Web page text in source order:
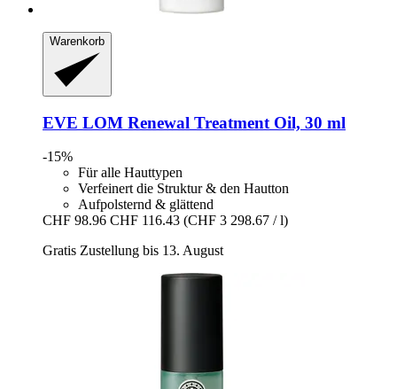
Warenkorb
EVE LOM Renewal Treatment Oil, 30 ml
-15%
Für alle Hauttypen
Verfeinert die Struktur & den Hautton
Aufpolsternd & glättend
CHF 98.96 CHF 116.43 (CHF 3 298.67 / l)
Gratis Zustellung bis 13. August